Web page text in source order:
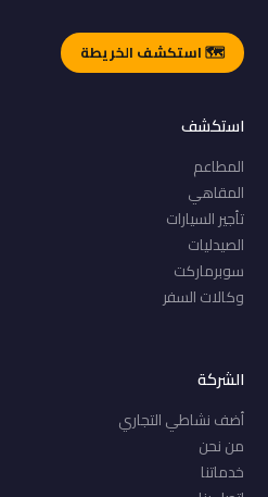
🗺️ استكشف الخريطة
استكشف
المطاعم
المقاهي
تأجير السيارات
الصيدليات
سوبرماركت
وكالات السفر
الشركة
أضف نشاطي التجاري
من نحن
خدماتنا